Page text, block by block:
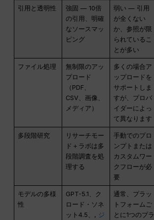
引用と透明性
強固 — 10倍
の引用、明確
なソースマッ
ピング
弱い — 引用
が全くない
か、参照が限
られているこ
とが多い
ファイル処理
無制限のアッ
プロード
（PDF、
CSV、画像、
メディア）
多くの場合ア
ップロードを
サポートしま
すが、プロバ
イダーによっ
て異なります
多段階研究
リサーチモー
ド＋ラボは多
段階調査を処
理する
手動でのプロ
ンプトまたは
カスタムワー
クフローが必
要
モデルの多様
性
GPT-5.1、ク
ロード・ソネ
ット4.5、, ジ
通常、プラッ
トフォームご
とに1つのプラ